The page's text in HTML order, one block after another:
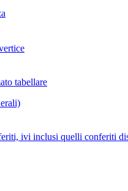
tabellare
ivi inclusi quelli conferiti